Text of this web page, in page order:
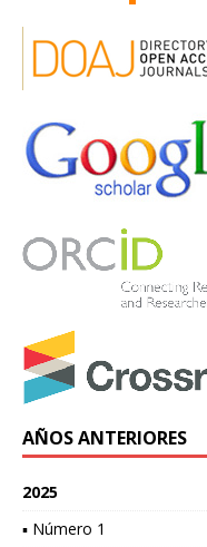
AÑOS ANTERIORES
2025
▪ Número 1